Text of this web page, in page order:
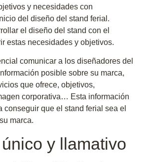
y necesidades con
del diseño del stand ferial.
el diseño del stand con el
estas necesidades y objetivos.
comunicar a los diseñadores del
posible sobre su marca,
que ofrece, objetivos,
corporativa… Esta información
conseguir que el stand ferial sea el
marca.
y llamativo